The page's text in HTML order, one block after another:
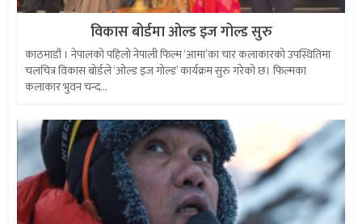
विकास बोर्डमा ओल्ड इज गोल्ड सुरु
काठमाडौं । नेपालको पहिलो नेपाली फिल्म ‘आमा’का चार कलाकारको उपस्थितिमा
चलचित्र विकास बोर्डले ‘ओल्ड इज गोल्ड’ कार्यक्रम सुरु गरेको छ। फिल्मका
कलाकार भुवन चन्द...